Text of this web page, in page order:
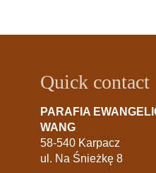
Quick contact
PARAFIA
WANG
58-540 Karpacz
ul. Na Śnieżkę 8